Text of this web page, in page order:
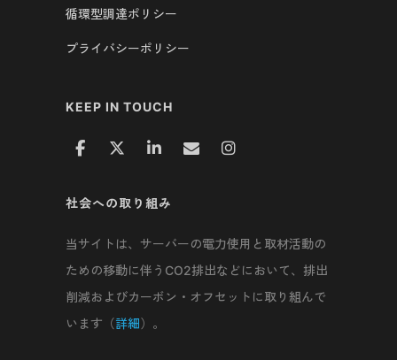
循環型調達ポリシー
プライバシーポリシー
KEEP IN TOUCH
社会への取り組み
当サイトは、サーバーの電力使用と取材活動の
ための移動に伴うCO2排出などにおいて、排出
削減およびカーボン・オフセットに取り組んで
います（詳細）。